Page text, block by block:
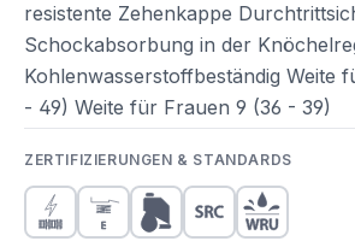
resistente Zehenkappe
Schockabsorbung in der
Kohlenwasserstoffbeständig Weite
- 49) Weite für Frauen 9 (36 - 39)
ZERTIFIZIERUNGEN & STANDARDS